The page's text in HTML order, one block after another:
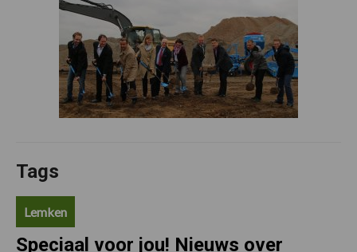
Tags
Lemken
Speciaal voor jou! Nieuws over